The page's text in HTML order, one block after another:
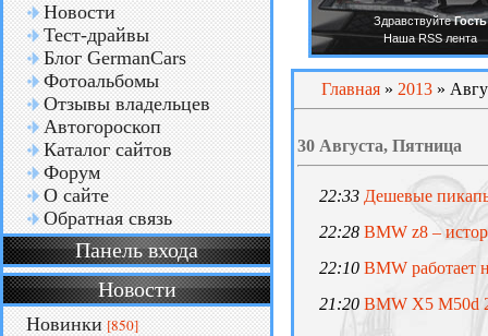
Новости
Тест-драйвы
Блог GermanCars
Фотоальбомы
Отзывы владельцев
Автогороскоп
Каталог сайтов
Форум
О сайте
Обратная связь
Панель входа
Новости
Новинки [850]
ЗдравствуйтеГость
Наша RSS лента
Главная » 2013 »
30 Августа, Пятница
22:33 Дешевые
22:28 BMW z8 –
22:10 BMW работает
21:20 BMW X5 M50d